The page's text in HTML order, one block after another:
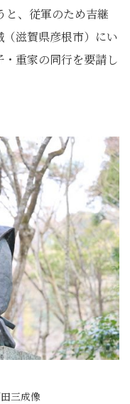
と、従軍のため吉継
滋賀県彦根市）にい
重家の同行を要請し
三成像